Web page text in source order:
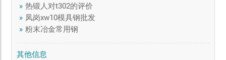
» 热锻人对t302的评价
» 凤岗xw10模具钢批发
» 粉末冶金常用钢
其他信息